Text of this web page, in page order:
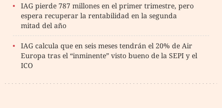
IAG pierde 787 millones en el primer trimestre, pero
espera recuperar la rentabilidad en la segunda
mitad del año
IAG calcula que en seis meses tendrán el 20% de Air
Europa tras el “inminente” visto bueno de la SEPI y el
ICO